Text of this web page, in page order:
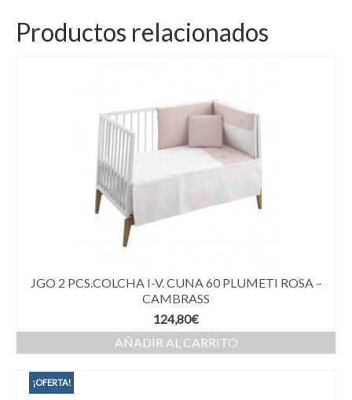
Productos relacionados
JGO 2 PCS.COLCHA I-V. CUNA 60 PLUMETI ROSA –
CAMBRASS
124,80€
AÑADIR AL CARRITO
¡OFERTA!